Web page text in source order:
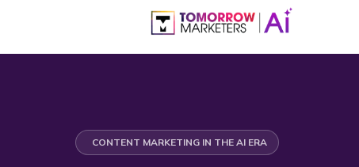
CONTENT MARKETING IN THE AI ERA